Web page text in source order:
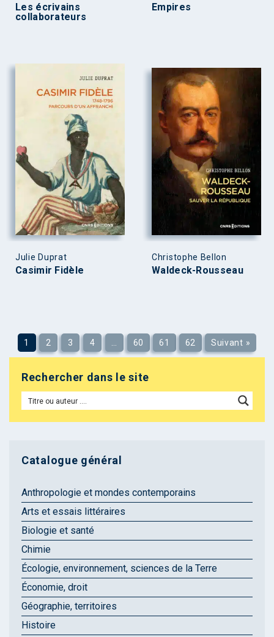
Les écrivains
collaborateurs
Empires
Julie Duprat
Casimir Fidèle
Christophe Bellon
Waldeck-Rousseau
1 2 3 4 … 60 61 62 Suivant »
Rechercher dans le site
Catalogue général
Anthropologie et mondes contemporains
Arts et essais littéraires
Biologie et santé
Chimie
Écologie, environnement, sciences de la Terre
Économie, droit
Géographie, territoires
Histoire